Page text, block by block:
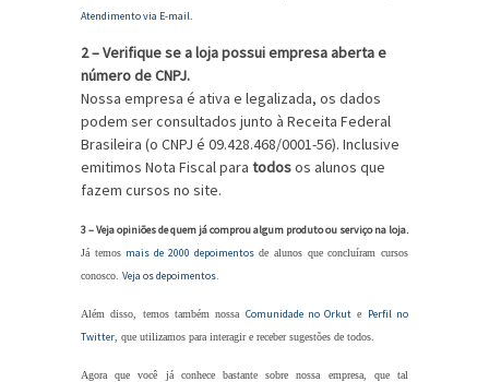
Atendimento via E-mail
2 – Verifique se a loja possui empresa aberta e
número de CNPJ.
Nossa empresa é ativa e legalizada, os dados
podem ser consultados junto à Receita Federal
Brasileira (o CNPJ é 09.428.468/0001-56). Inclusive
emitimos Nota Fiscal para todosos alunos que
fazem cursos no site.
3 – Veja opiniões de quem já comprou algum produto ou serviço na loja.
Já temos mais de 2000 depoimentosde alunos que concluíram cursos
conosco. Veja os depoimentos.
Além disso, temos também nossa Comunidade no Orkut e
Perfil no
Twitter , que utilizamos para interagir e receber sugestões de todos.
Agora que você já conhece bastante sobre nossa empresa, que tal